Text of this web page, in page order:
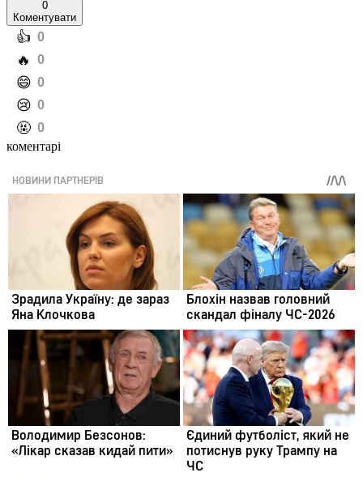
0
Коментувати
️👍 0
️🔥 0
️😄 0
️😢 0
️🤬 0
коментарі